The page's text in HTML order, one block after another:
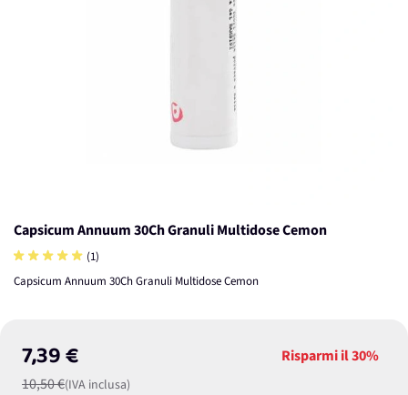
Capsicum Annuum 30Ch Granuli Multidose Cemon
(1)
Capsicum Annuum 30Ch Granuli Multidose Cemon
7,39 €
10,50 €(IVA inclusa)
Risparmi il30%